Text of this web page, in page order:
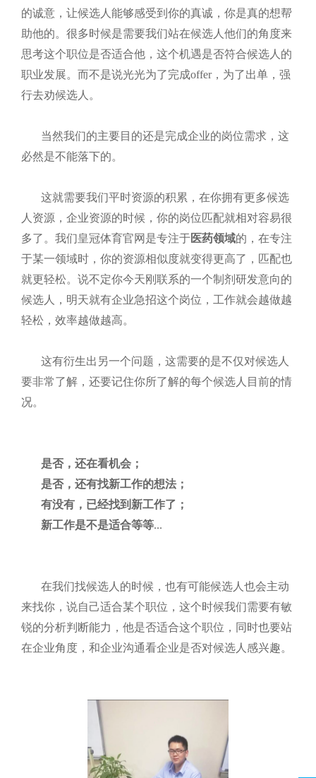
的诚意，让候选人能够感受到你的真诚，你是真的想帮
助他的。很多时候是需要我们站在候选人他们的角度来
思考这个职位是否适合他，这个机遇是否符合候选人的
职业发展。而不是说光光为了完成offer，为了出单，强
行去劝候选人。
当然我们的主要目的还是完成企业的岗位需求，这
必然是不能落下的。
这就需要我们平时资源的积累，在你拥有更多候选
人资源，企业资源的时候，你的岗位匹配就相对容易很
多了。我们皇冠体育官网是专注于医药领域的，在专注
于某一领域时，你的资源相似度就变得更高了，匹配也
就更轻松。说不定你今天刚联系的一个制剂研发意向的
候选人，明天就有企业急招这个岗位，工作就会越做越
轻松，效率越做越高。
这有衍生出另一个问题，这需要的是不仅对候选人
要非常了解，还要记住你所了解的每个候选人目前的情
况。
是否，还在看机会；
是否，还有找新工作的想法；
有没有，已经找到新工作了；
新工作是不是适合等等...
在我们找候选人的时候，也有可能候选人也会主动
来找你，说自己适合某个职位，这个时候我们需要有敏
锐的分析判断能力，他是否适合这个职位，同时也要站
在企业角度，和企业沟通看企业是否对候选人感兴趣。